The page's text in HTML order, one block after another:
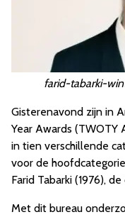
farid-tabarki-
Gisterenavond zijn in
Year Awards (TWOTY
in tien verschillende
voor de
Farid Tabarki (1976),
Met dit bureau